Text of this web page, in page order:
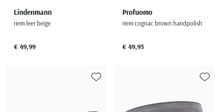
Lindenmann
riem leer beige
€ 49,99
Profuomo
riem cognac brown handpolish
€ 49,95